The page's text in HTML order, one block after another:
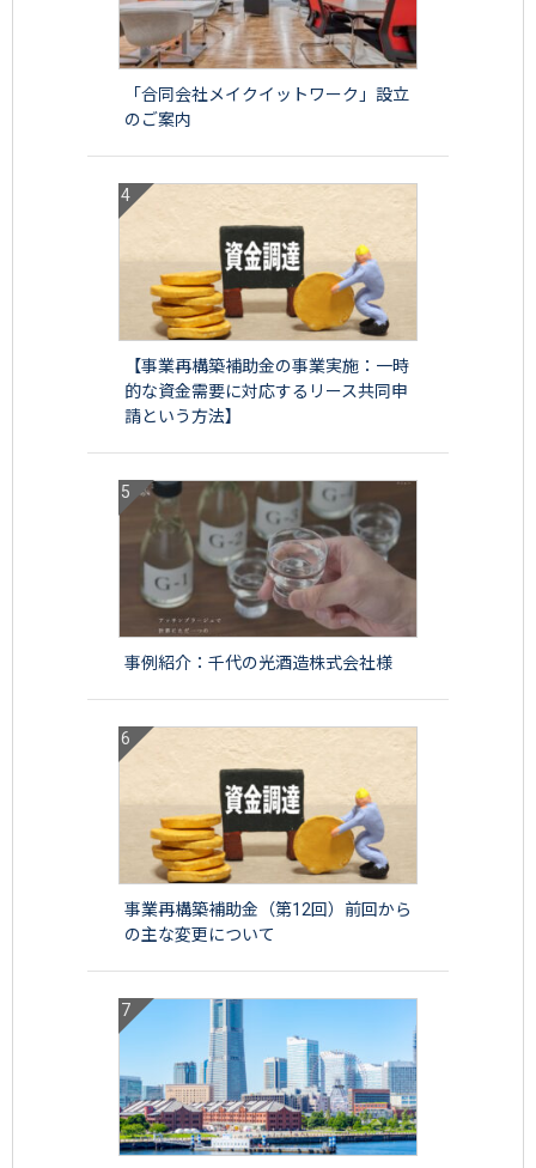
「合同会社メイクイットワーク」設立
のご案内
【事業再構築補助金の事業実施：一時
的な資金需要に対応するリース共同申
請という方法】
事例紹介：千代の光酒造株式会社様
事業再構築補助金（第12回）前回から
の主な変更について